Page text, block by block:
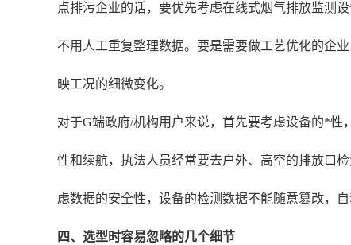
点排污企业的话，要优先考虑在线式烟气排放监测
不用人工重复整理数据。要是需要做工艺优化的企
映工况的细微变化。
对于G端政府/机构用户来说，首先要考虑设备的*
性和续航，执法人员经常要去户外、高空的排放口
虑数据的安全性，设备的检测数据不能随意篡改，
四、选型时容易忽略的几个细节